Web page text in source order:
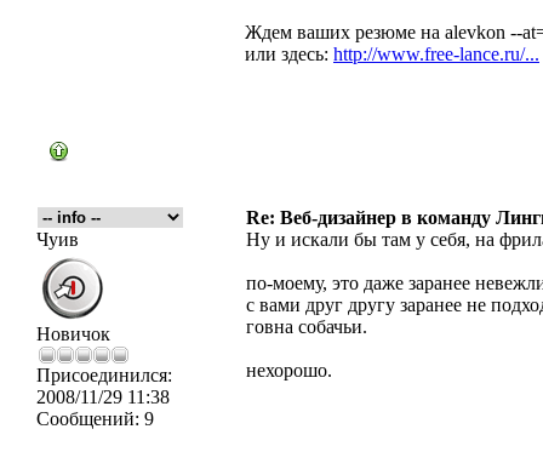
Ждем ваших резюме на alevkon --
или здесь: http://www.free-lance.ru/...
Re: Веб-дизайнер в команду
Чуив
Новичок
Присоединился:
2008/11/29 11:38
Сообщений: 9
Ну и искали бы там у себя, на
по-моему, это даже заранее
с вами друг другу заранее не
говна собачьи.
нехорошо.